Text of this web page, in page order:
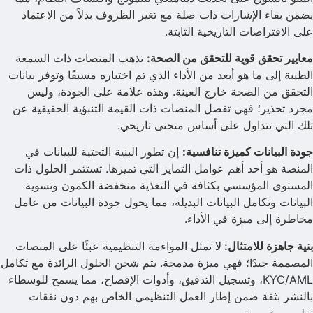
يضمن بقاء الإشارات ذات صلة مع تغير الظروف بدلاً من الاعتماد
على الافتراضات التاريخية الثابتة.
معايير تحقق قوية للتحقق من الصحة: تذهب المنصات ذات السمعة
الطيبة إلى ما هو أبعد من الأداء الذي تم اختباره مسبقًا وتوفر بيانات
التحقق من الصحة خارج العينة. وهذه علامة على الجودة، وليس
مجرد تحذير؛ فهي تفصل المنصات ذات القيمة التنبؤية الحقيقية عن
تلك التي تتداول على أساس منحنى تاريخي.
جودة البيانات كميزة تنافسية: إن تطور البنية التحتية للبيانات في
المنصة هو أحد أهم عوامل التمايز التي تميزها. تستثمر الحلول ذات
المستوى المؤسسي بكثافة في التغذية منخفضة الكمون وتسوية
البيانات وتكامل البيانات البديلة، مما يحول جودة البيانات من عامل
مخاطرة إلى ميزة في الأداء.
بنية جاهزة للامتثال: لا تمثل المواءمة التنظيمية عبئًا على المنصات
المصممة جيدًا؛ فهي ميزة مدمجة. يتم شحن الحلول الرائدة مع تكامل
KYC/AML، وتسجيل التدقيق، وأدوات الإفصاح، مما يسمح للوسطاء
بالنشر بثقة ضمن إطار العمل التنظيمي الخاص بهم دون نفقات